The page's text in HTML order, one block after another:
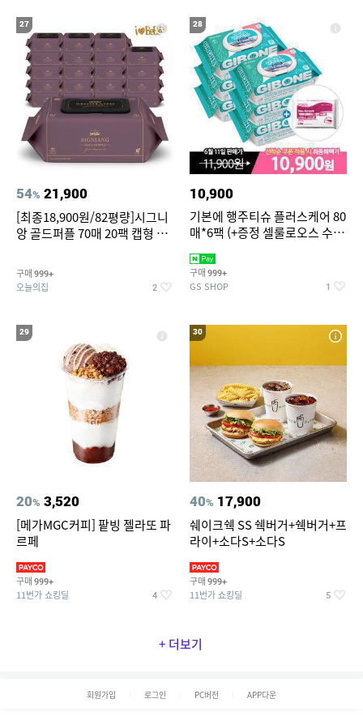
27
54% 21,900
[최종18,900원/82평량]시그니
앙 골드퍼플 70매 20팩 캡형 아
구매 999+
오늘의집 2
28
10,900
기본에 행주티슈 플러스케어 80
매*6팩 (+증정 셀룰로오스 수세
구매 999+
GS SHOP 1
29
20% 3,520
[메가MGC커피] 팥빙 젤라또 파
르페
구매 999+
11번가 쇼킹딜 4
30
40% 17,900
쉐이크쉑 SS 쉑버거+쉑버거+프
라이+소다S+소다S
구매 999+
11번가 쇼킹딜 5
+ 더보기
회원가입 로그인 PC버전 APP다운